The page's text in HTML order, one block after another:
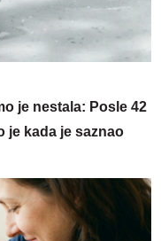
je nestala: Posle 42
je kada je saznao